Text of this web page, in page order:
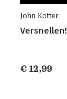
John Kotter
Versnellen!
€ 12,99